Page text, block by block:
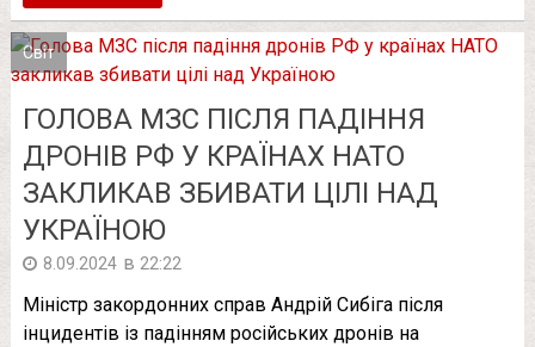
Світ
ГОЛОВА МЗС ПІСЛЯ ПАДІННЯ
ДРОНІВ РФ У КРАЇНАХ НАТО
ЗАКЛИКАВ ЗБИВАТИ ЦІЛІ НАД
УКРАЇНОЮ
8.09.2024 в 22:22
Міністр закордонних справ Андрій Сибіга після
інцидентів із падінням російських дронів на